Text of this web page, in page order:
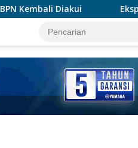
Ekspedisi Merah Putih Presisi